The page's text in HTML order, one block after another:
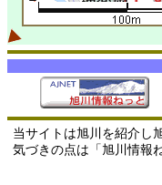
当サイトは旭川を紹介し
気づきの点は「旭川情報